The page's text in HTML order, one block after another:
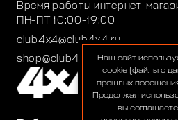
Время работы интернет-
ПН-ПТ 10:00-19:00
club4x4@club4x4.ru
shop@club4x4.ruНаш сайт
cookie (файлы с
прошлых
Продолжая
вы